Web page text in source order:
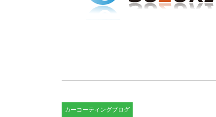
カーコーティングブログ